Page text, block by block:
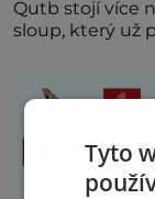
Qutb stojí více
sloup, který už
Tyto